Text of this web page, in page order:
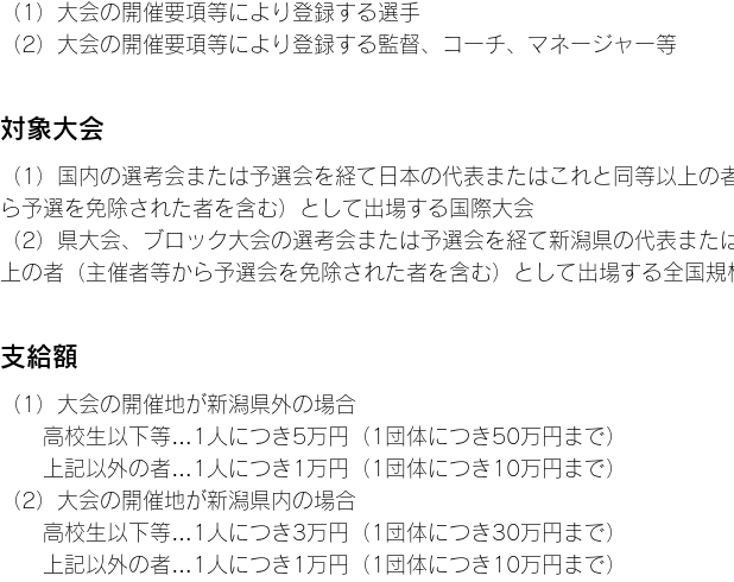
（1）大会の開催要項等により登録する選手
（2）大会の開催要項等により登録する監督、コーチ、マネージャー等
対象大会
（1）国内の選考会または予選会を経て日本の代表またはこれと同等以上の
ら予選を免除された者を含む）として出場する国際大会
（2）県大会、ブロック大会の選考会または予選会を経て新潟県の代表また
上の者（主催者等から予選会を免除された者を含む）として出場する全国規
支給額
（1）大会の開催地が新潟県外の場合
高校生以下等…1人につき5万円（1団体につき50万円まで）
上記以外の者…1人につき1万円（1団体につき10万円まで）
（2）大会の開催地が新潟県内の場合
高校生以下等…1人につき3万円（1団体につき30万円まで）
上記以外の者…1人につき1万円（1団体につき10万円まで）